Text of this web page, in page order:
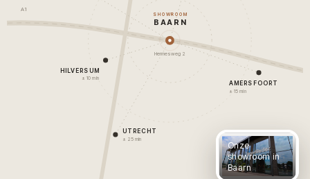
A1
AMERSFOORT
± 15 min
HILVERSUM
± 10 min
UTRECHT
± 25 min
SHOWROOM
BAARN
Hermesweg 2
Onze
showroom in
Baarn